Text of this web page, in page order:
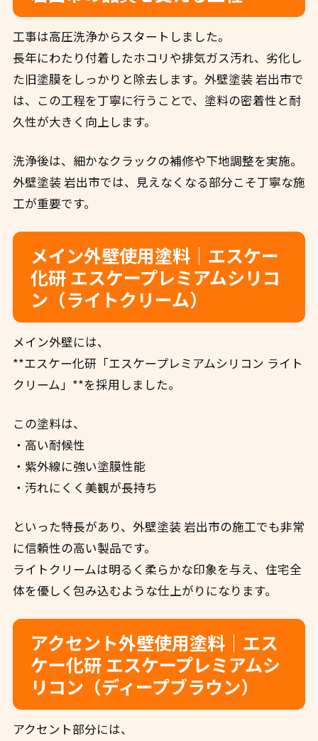
工事は高圧洗浄からスタートしました。
長年にわたり付着したホコリや排気ガス汚れ、劣化し
た旧塗膜をしっかりと除去します。外壁塗装 岩出市で
は、この工程を丁寧に行うことで、塗料の密着性と耐
久性が大きく向上します。
洗浄後は、細かなクラックの補修や下地調整を実施。
外壁塗装 岩出市では、見えなくなる部分こそ丁寧な施
工が重要です。
メイン外壁使用塗料｜エスケー
化研 エスケープレミアムシリコ
ン（ライトクリーム）
メイン外壁には、
**エスケー化研「エスケープレミアムシリコン ライト
クリーム」**を採用しました。
この塗料は、
・高い耐候性
・紫外線に強い塗膜性能
・汚れにくく美観が長持ち
といった特長があり、外壁塗装 岩出市の施工でも非常
に信頼性の高い製品です。
ライトクリームは明るく柔らかな印象を与え、住宅全
体を優しく包み込むような仕上がりになります。
アクセント外壁使用塗料｜エス
ケー化研 エスケープレミアムシ
リコン（ディープブラウン）
アクセント部分には、